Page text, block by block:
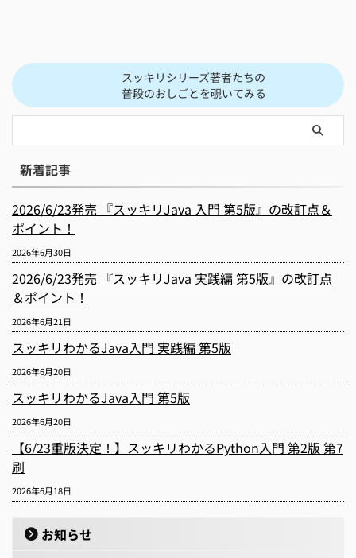
スッキリシリーズ著者たちの
普段のおしごとを覗いてみる
新着記事
2026/6/23発売 『スッキリJava 入門 第5版』の改訂点＆
ポイント！
2026年6月30日
2026/6/23発売 『スッキリJava 実践編 第5版』の改訂点
＆ポイント！
2026年6月21日
スッキリわかるJava入門 実践編 第5版
2026年6月20日
スッキリわかるJava入門 第5版
2026年6月20日
【6/23重版決定！】スッキリわかるPython入門 第2版 第7
刷
2026年6月18日
お知らせ